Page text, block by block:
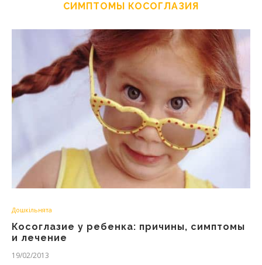
СИМПТОМЫ КОСОГЛАЗИЯ
Дошкільнята
Косоглазие у ребенка: причины, симптомы
и лечение
19/02/2013